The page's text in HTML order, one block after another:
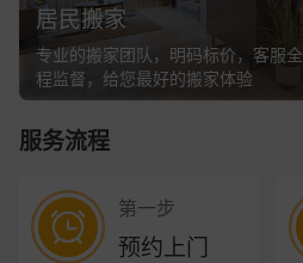
居民搬家
专业的搬家团队，明码标价，客服全
程监督，给您最好的搬家体验
服务流程
第一步
预约上门